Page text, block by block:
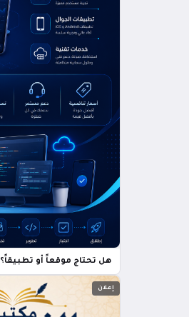
هل تحتاج موقعاً أو تطبيقاً؟
إعلان